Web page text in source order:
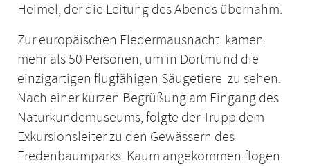
Heimel, der die Leitung des Abends übernahm.
Zur europäischen Fledermausnacht kamen
mehr als 50 Personen, um in Dortmund die
einzigartigen flugfähigen Säugetiere zu sehen.
Nach einer kurzen Begrüßung am Eingang des
Naturkundemuseums, folgte der Trupp dem
Exkursionsleiter zu den Gewässern des
Fredenbaumparks. Kaum angekommen flogen